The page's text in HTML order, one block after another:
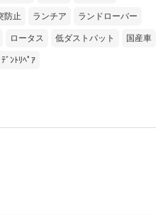
防止 ランチア ランドローバー
ロータス 低ダストパット 国産車
ﾃﾞﾝﾄﾘﾍﾟｱ